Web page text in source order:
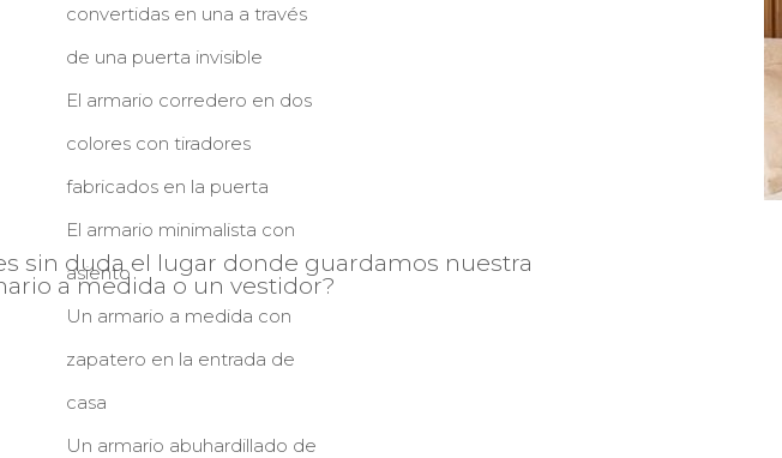
sin duda el lugar donde guardamos nuestra
a medida o un vestidor?
convertidas en una a través
de una puerta invisible
El armario corredero en dos
colores con tiradores
fabricados en la puerta
El armario minimalista con
asiento
Un armario a medida con
zapatero en la entrada de
casa
Un armario abuhardillado de